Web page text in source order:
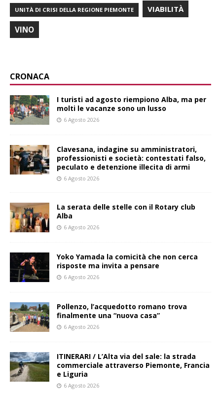
UNITÀ DI CRISI DELLA REGIONE PIEMONTE VIABILITÀ
VINO
CRONACA
I turisti ad agosto riempiono Alba, ma per
molti le vacanze sono un lusso
6 Agosto 2026
Clavesana, indagine su amministratori,
professionisti e società: contestati falso,
peculato e detenzione illecita di armi
6 Agosto 2026
La serata delle stelle con il Rotary club
Alba
6 Agosto 2026
Yoko Yamada la comicità che non cerca
risposte ma invita a pensare
6 Agosto 2026
Pollenzo, l’acquedotto romano trova
finalmente una “nuova casa”
6 Agosto 2026
ITINERARI / L’Alta via del sale: la strada
commerciale attraverso Piemonte, Francia
e Liguria
6 Agosto 2026